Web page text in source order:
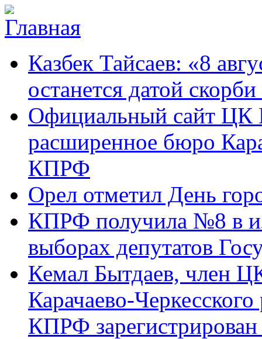
Перейти к основному содержанию
Черкесское
республиканское
отделение
Коммунистической
партии Российской
Федерации
аргументы,
факты Казбек Тайсаев: «8
останется датой
Официальный сайт ЦК
расширенное бюро
КПРФ
Орел отметил День
КПРФ получила №8 в
выборах депутатов
Кемал Бытдаев, член
Карачаево-
КПРФ